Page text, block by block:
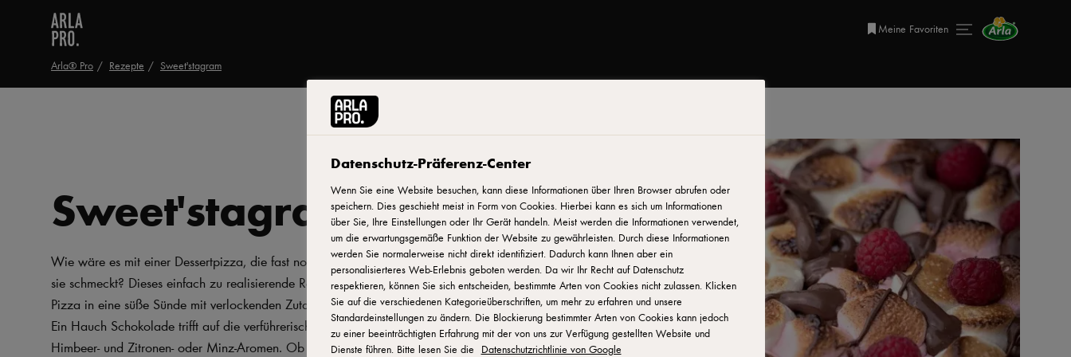
Meine Favoriten
Arla® Pro Rezepte Sweet'stagram
Drucken
Sweet'stagram
Wie wäre es mit einer Dessertpizza, die fast noch besser aussieht als
sie schmeckt? Dieses einfach zu realisierende Rezept verwandelt Ihre
Pizza in eine süße Sünde mit verlockenden Zutaten und Geschmäckern.
Ein Hauch Schokolade trifft auf die verführerische Mischung aus
Himbeer- und Zitronen- oder Minz-Aromen. Ob Pizzaiolo oder
Datenschutz-Präferenz-Center
Wenn Sie eine Website besuchen, kann diese Informationen über Ihren Browser abrufen oder
speichern. Dies geschieht meist in Form von Cookies. Hierbei kann es sich um Informationen
über Sie, Ihre Einstellungen oder Ihr Gerät handeln. Meist werden die Informationen verwendet,
um die erwartungsgemäße Funktion der Website zu gewährleisten. Durch diese Informationen
werden Sie normalerweise nicht direkt identifiziert. Dadurch kann Ihnen aber ein
personalisierteres Web-Erlebnis geboten werden. Da wir Ihr Recht auf Datenschutz
respektieren, können Sie sich entscheiden, bestimmte Arten von Cookies nicht zulassen. Klicken
Sie auf die verschiedenen Kategorieüberschriften, um mehr zu erfahren und unsere
Standardeinstellungen zu ändern. Die Blockierung bestimmter Arten von Cookies kann jedoch
zu einer beeinträchtigten Erfahrung mit der von uns zur Verfügung gestellten Website und
Dienste führen. Bitte lesen Sie die
Datenschutzrichtlinie von Google